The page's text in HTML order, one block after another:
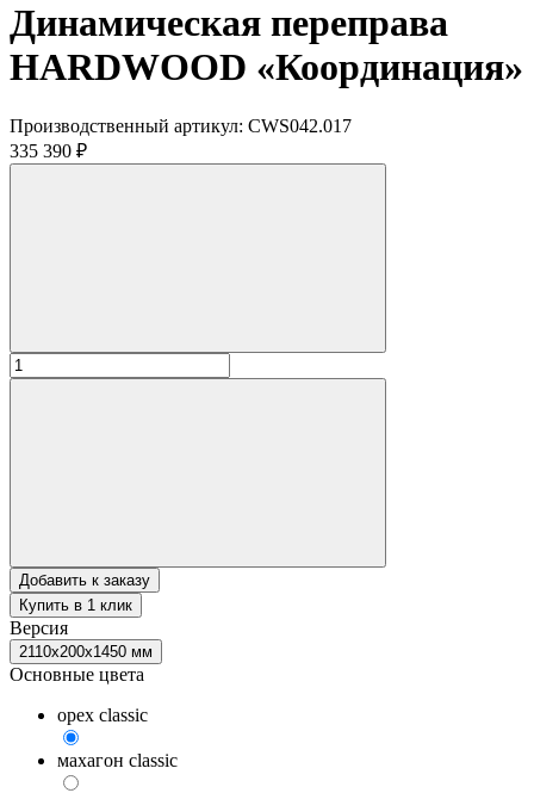
Динамическая переправа
HARDWOOD «Координация»
Производственный артикул: CWS042.017
335 390 ₽
Добавить к заказу
Купить в 1 клик
Версия
2110х200х1450 мм
Основные цвета
орех classic
махагон classic